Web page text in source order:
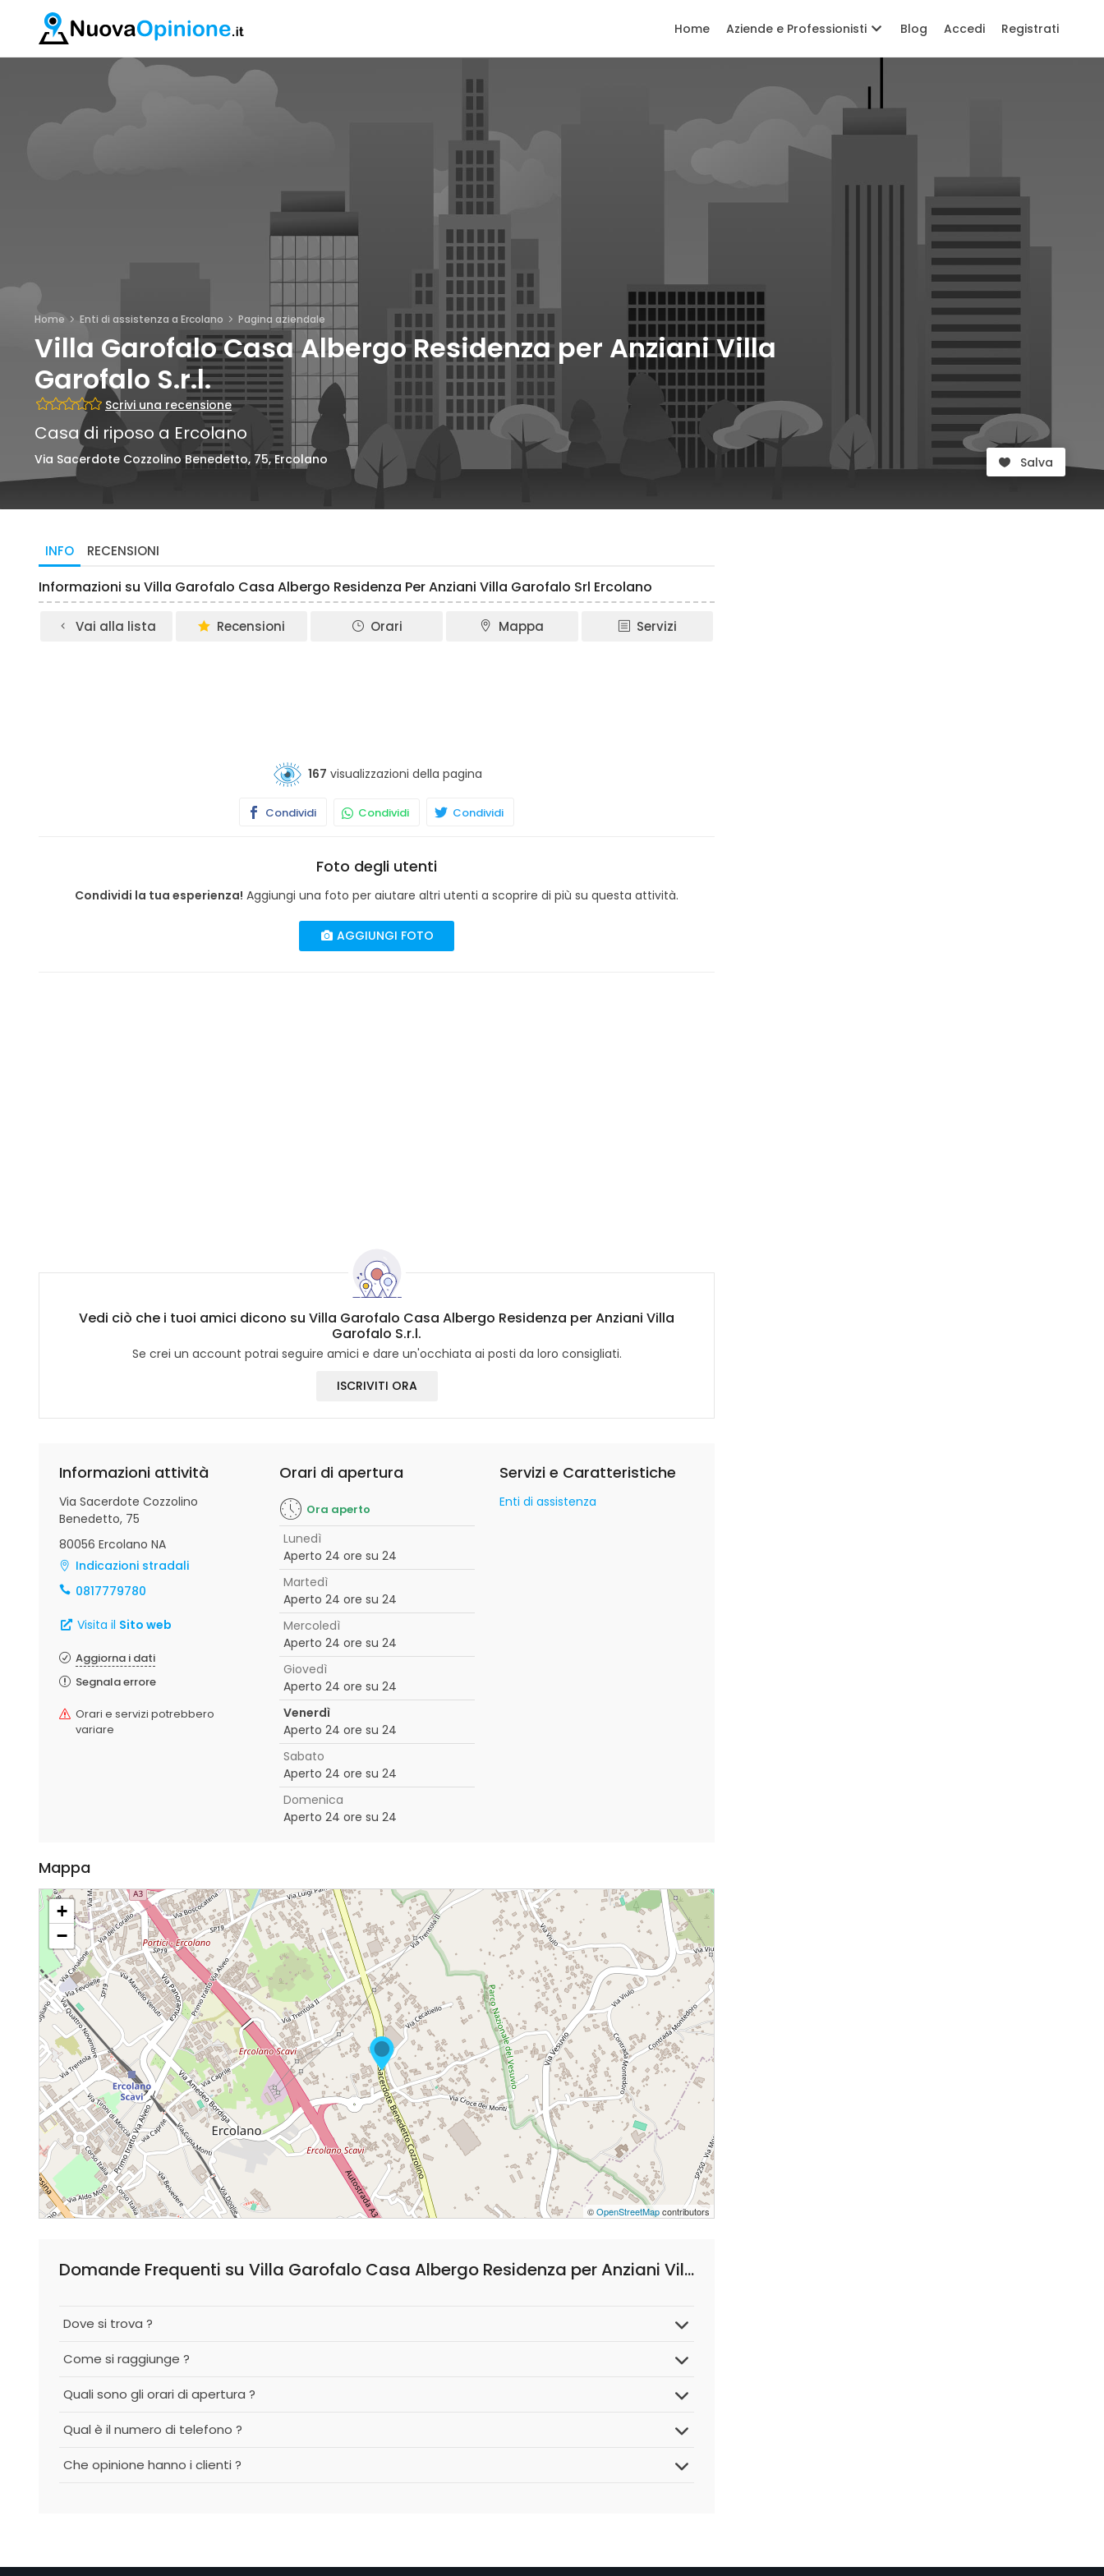
Home Aziende e Professionisti Blog Accedi Registrati
Home Enti di assistenza a Ercolano Pagina aziendale
Villa Garofalo Casa Albergo Residenza per Anziani Villa
Garofalo S.r.l.
Scrivi una recensione
Casa di riposo a Ercolano
Via Sacerdote Cozzolino Benedetto, 75, Ercolano Salva
INFO RECENSIONI
Informazioni su Villa Garofalo Casa Albergo Residenza Per Anziani Villa Garofalo Srl Ercolano
Vai alla lista Recensioni Orari Mappa Servizi
167 visualizzazioni della pagina
Condividi Condividi Condividi
Foto degli utenti
Condividi la tua esperienza! Aggiungi una foto per aiutare altri utenti a scoprire di più su questa attività.
AGGIUNGI FOTO
Vedi ciò che i tuoi amici dicono su Villa Garofalo Casa Albergo Residenza per Anziani Villa
Garofalo S.r.l.
Se crei un account potrai seguire amici e dare un'occhiata ai posti da loro consigliati.
ISCRIVITI ORA
Informazioni attività
Via Sacerdote Cozzolino
Benedetto, 75
80056 Ercolano NA
Indicazioni stradali
0817779780
Visita il Sito web
Aggiorna i dati
Segnala errore
Orari e servizi potrebbero
variare
Orari di apertura
Ora aperto
Lunedì
Aperto 24 ore su 24
Martedì
Aperto 24 ore su 24
Mercoledì
Aperto 24 ore su 24
Giovedì
Aperto 24 ore su 24
Venerdì
Aperto 24 ore su 24
Sabato
Aperto 24 ore su 24
Domenica
Aperto 24 ore su 24
Servizi e Caratteristiche
Enti di assistenza
Mappa
+
−
©OpenStreetMapcontributors
Domande Frequenti su Villa Garofalo Casa Albergo Residenza per Anziani Villa Garofalo S.r.l.
Dove si trova ?
Come si raggiunge ?
Quali sono gli orari di apertura ?
Qual è il numero di telefono ?
Che opinione hanno i clienti ?